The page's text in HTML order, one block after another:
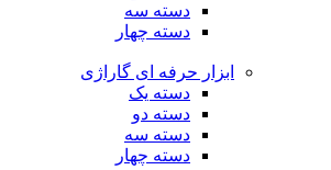
دسته سه
دسته چهار
ابزار حرفه ای گاراژی
دسته یک
دسته دو
دسته سه
دسته چهار